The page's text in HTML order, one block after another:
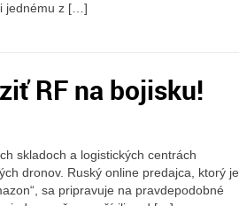
jednému z […]
RF na bojisku!
skladoch a logistických centrách
dronov. Ruský online predajca, ktorý je
sa pripravuje na pravdepodobné